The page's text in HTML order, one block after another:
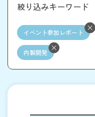
絞り込みキーワード
イベント参加レポート
内製開発